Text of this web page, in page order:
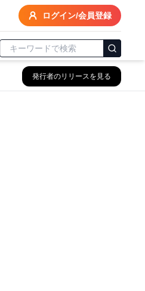
ログイン/会員登録
発行者のリリースを見る